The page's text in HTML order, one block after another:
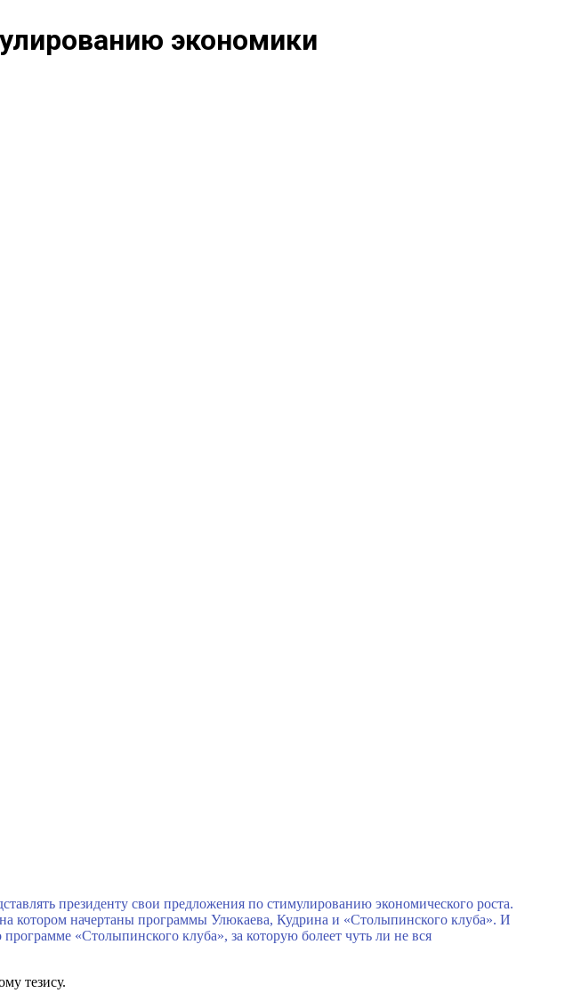
экономики
президенту свои предложения по стимулированию экономического роста.
котором начертаны программы Улюкаева, Кудрина и «Столыпинского клуба». И
«Столыпинского клуба», за которую болеет чуть ли не вся
тезису.